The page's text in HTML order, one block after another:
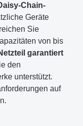
Chain-
Geräte
Sie
von bis
garantiert
den
unterstützt.
auf